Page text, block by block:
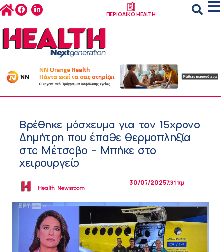
ΠΕΡΙΟΔΙΚΟ HEALTH
Βρέθηκε μόσχευμα για τον 15χρονο
Δημήτρη που έπαθε θερμοπληξία
στο Μέτσοβο – Μπήκε στο
χειρουργείο
Health Newsroom
30/07/20257:31 πμ